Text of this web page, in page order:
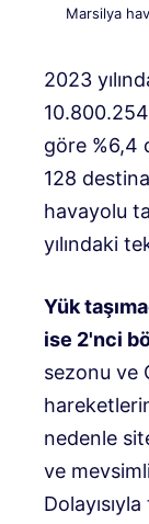
Marsilya
2023
göre %6,4
128
havayolu
yılındaki
Yük
ise 2'nci
sezonu ve
nedenle
ve